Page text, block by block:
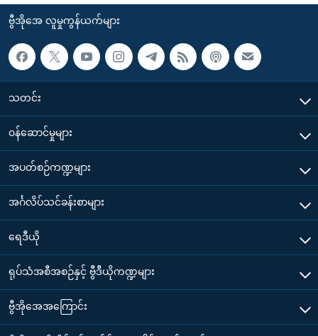
ဗွီအိုအေ လူမှုကွန်ယက်များ
သတင်း
၀န်ဆောင်မှုများ
အပတ်စဉ်ကဏ္ဍများ
အင်္ဂလိပ်သင်ခန်းစာများ
ရေဒီယို
ရုပ်သံအစီအစဉ်နှင့် ဗွီဒီယိုကဏ္ဍများ
ဗွီအိုအေအကြောင်း